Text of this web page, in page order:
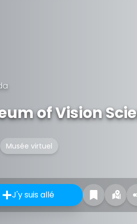
of Vision
Musée virtuel
J'y suis allé